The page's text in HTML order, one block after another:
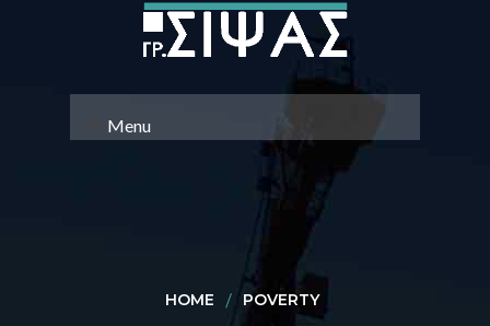
Menu
HOME POVERTY